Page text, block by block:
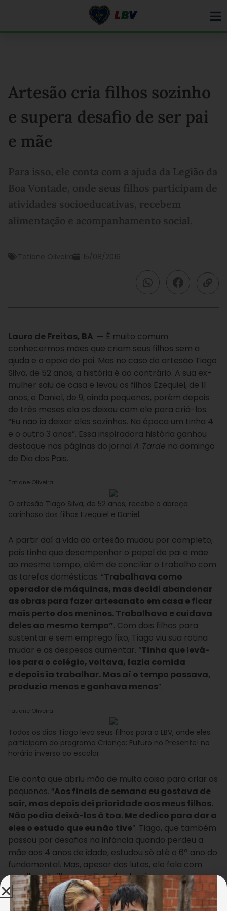
Artesão cria filhos sozinho
e supera desafio de ser pai
e mãe
Para isso, ele conta com a ajuda da Legião da
Boa Vontade, onde seus filhos participam de
atividades socioeducativas, recebem
alimentação e acompanhamento social.
Tatiane Oliveira 15/08/2016
Lauro de Freitas, BA — É muito comum
conhecermos mães que criam seus filhos sem a
ajuda e o apoio do pai. Mas no caso do artesão Tiago
Silva, de 52 anos, a história é ao contrário. A sua ex-
mulher saiu de casa e levou os filhos Ezequiel, de 11
anos, e Daniel, de 9, ainda pequenos, porém depois
de três meses ela os deixou com ele para criá-los.
“Eu não ia deixar eles sozinhos. Na época um tinha 4
e o outro 3 anos”. Essa inspiradora história ganhou
destaque nas páginas do jornal A Tarde no domingo
de Dia dos Pais.
Tatiane Oliveira
O artesão Tiago Silva, de 52 anos, recebe o abraço
carinhoso dos filhos Ezequiel e Daniel.
A partir daí a vida do artesão mudou por completo,
pois tinha que desempenhar o papel de pai e mãe
ao mesmo tempo, além de conciliar o trabalho com
as tarefas domésticas. “Trabalhava como
operador de máquinas, mas decidi abandonar
as obras para fazer artesanato em casa e ficar
mais perto dos meninos. Trabalhava e cuidava
deles ao mesmo tempo”. Com dois filhos para
sustentar e sem emprego fixo, Tiago viu sua rotina
mudar e as despesas aumentar. “Tinha que levá-
los para o colégio, voltava, fazia comida
edepois ia trabalhar. Mas aí o tempo passava,
produzia menos e ganhava menos”.
Tatiane Oliveira
Todos os dias Tiago leva seus filhos para a LBV, onde eles
participam do programa Criança: Futuro no Presente! no
horário inverso ao escolar.
Ele conta que abriu mão de muita coisa para criar os
pequenos. “Aos finais de semana eu gostava de
sair, mas depois dei prioridade aos meus filhos.
Não podia deixá-los à toa. Me dedico para dar a
eles o estudo que eu não tive”. Tiago, que também
passou por desafios na infância quando perdeu a
mãe aos 4 anos de idade, estudou só até o 6º ano do
fundamental. Mas, apesar das lutas, ele fala com
orgulho e brilho nos olhos da alegria em ser pai e
cuidar dos garotos. “Eles me ensinaram a ter mais
responsabilidade, a viver mais. Sei a maneira